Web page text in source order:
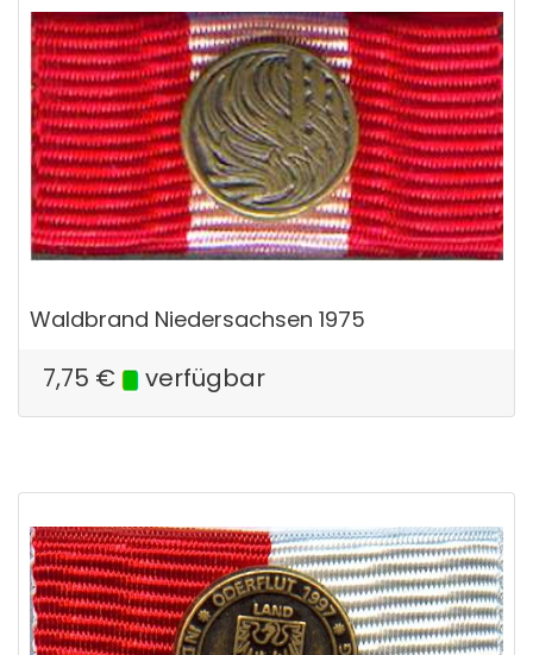
Waldbrand Niedersachsen 1975
7,75 € verfügbar